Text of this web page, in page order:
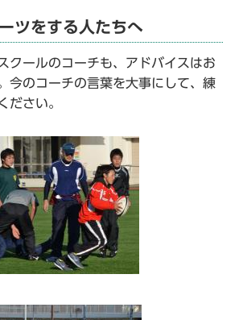
ツをする人たちへ
クールのコーチも、アドバイスはお
今のコーチの言葉を大事にして、練
ださい。